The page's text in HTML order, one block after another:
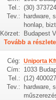
Tel.: (30)
Tev.:
hardware,
honlap,
Körzet:
Budapest
Tovább a
Cég: Uniporta
Cím: 1033
Tel.: (12)
Tev.:
hardware,